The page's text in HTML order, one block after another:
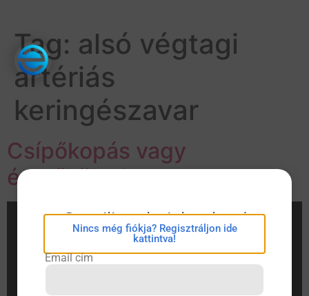
Tag: alsó végtagi
artériás
keringészavar
Csípőkopás vagy
érszűkület?
eConsilium bejelentkezés
Nincs még fiókja? Regisztráljon ide
kattintva!
Email cím